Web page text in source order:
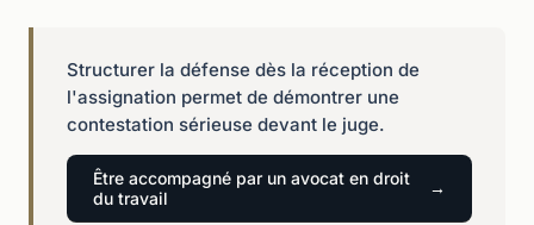
Structurer la défense dès la réception de
l'assignation permet de démontrer une
contestation sérieuse devant le juge.
Être accompagné par un avocat en droit
du travail